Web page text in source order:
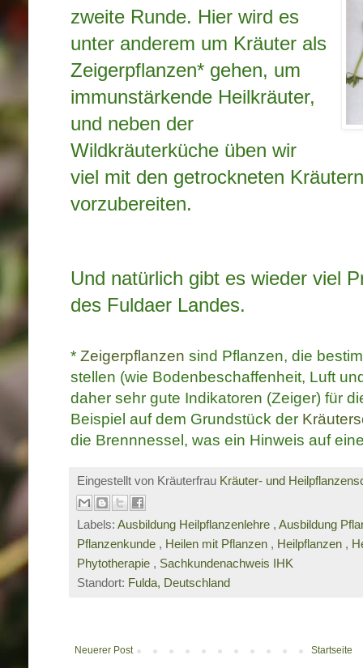
zweite Runde. Hier wird es
unter anderem um Kräuter als
Zeigerpflanzen* gehen, um
immunstärkende Heilkräuter,
und neben der
Wildkräuterküche üben wir
viel mit den getrockneten
vorzubereiten.
Und natürlich gibt es wieder viel
des Fuldaer Landes.
* Zeigerpflanzen sind Pflanzen, die
stellen (wie Bodenbeschaffenheit, Luft
daher sehr gute Indikatoren (Zeiger) für
Beispiel auf dem Grundstück der
die Brennnessel, was ein Hinweis auf
Eingestellt von Kräuterfrau Kräuter- und
Labels: Ausbildung Heilpflanzenlehre , Ausbildung
Pflanzenkunde , Heilen mit Pflanzen , Heilpflanzen ,
Phytotherapie , Sachkundenachweis IHK
Standort: Fulda, Deutschland
Neuerer Post Startseite